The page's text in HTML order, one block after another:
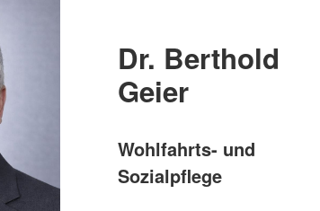
Dr. Berthold
Geier
Wohlfahrts- und
Sozialpflege